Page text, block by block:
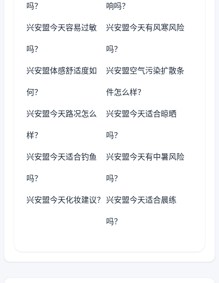
吗？ 响吗？
兴安盟今天容易过敏
吗？
兴安盟今天有风寒风险
吗？
兴安盟体感舒适度如
何？
兴安盟空气污染扩散条
件怎么样？
兴安盟今天路况怎么
样？
兴安盟今天适合晾晒
吗？
兴安盟今天适合钓鱼
吗？
兴安盟今天有中暑风险
吗？
兴安盟今天化妆建议？ 兴安盟今天适合晨练
吗？